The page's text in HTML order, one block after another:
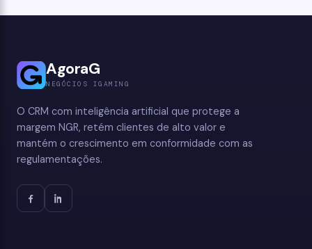
AgoraG
NEGÓCIOS IGAMING
O CRM com inteligência artificial que protege a
margem NGR, retém clientes de alto valor e
mantém o crescimento em conformidade com as
regulamentações.